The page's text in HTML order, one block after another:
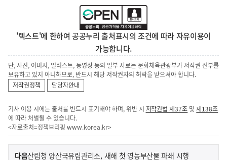
'텍스트'에 한하여 공공누리 출처표시의 조건에 따라 자유이용이
가능합니다.
단, 사진, 이미지, 일러스트, 동영상 등의 일부 자료는 문화체육관광부가 저작권 전부를
보유하고 있지 아니하므로, 반드시 해당 저작권자의 허락을 받으셔야 합니다.
저작권정책
담당자안내
기사 이용 시에는 출처를 반드시 표기해야 하며, 위반 시 저작권법 제37조 및제138조
에 따라 처벌될 수 있습니다.
<자료출처=정책브리핑 www.korea.kr>
이다음기
산림청 양산국유림관리소, 새해 첫 영농부산물 파쇄 시행